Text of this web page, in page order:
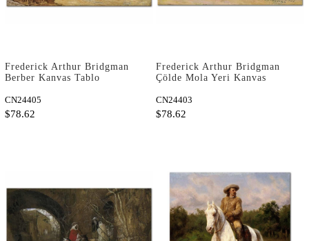
Frederick Arthur Bridgman
Berber Kanvas Tablo
CN24405
$78.62
Frederick Arthur Bridgman
Çölde Mola Yeri Kanvas
CN24403
$78.62